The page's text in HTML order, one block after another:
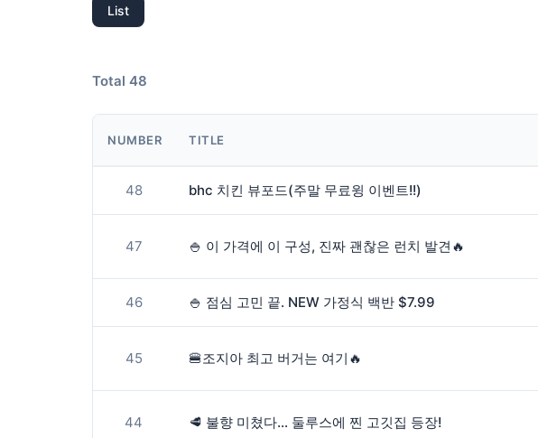
List
Total 48
NUMBER TITLE
48 bhc 치킨 뷰포드(주말 무료윙 이벤트!!)
47 🍚 이 가격에 이 구성, 진짜 괜찮은 런치 발견🔥
46 🍚 점심 고민 끝. NEW 가정식 백반 $7.99
45 🍔조지아 최고 버거는 여기🔥
44 🥩 불향 미쳤다… 둘루스에 찐 고깃집 등장!